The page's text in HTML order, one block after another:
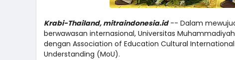
Krabi-Thailand, mitraindonesia.id-- Dalam
berwawasan internasional, Universitas
dengan Association of Education Cultural
Understanding (MoU).